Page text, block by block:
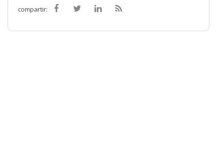
compartir: